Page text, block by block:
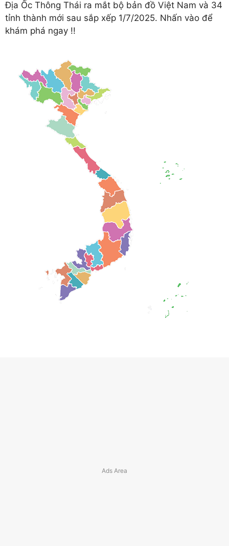
Địa Ốc Thông Thái ra mắt bộ bản đồ Việt Nam và 34
tỉnh thành mới sau sắp xếp 1/7/2025. Nhấn vào để
khám phá ngay !!